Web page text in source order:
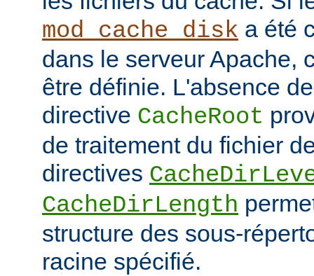
mod_cache_disk a été
dans le serveur Apache,
être définie. L'absence
directive CacheRoot
de traitement du fichier
directives
CacheDirLength
structure des sous-
racine spécifié.